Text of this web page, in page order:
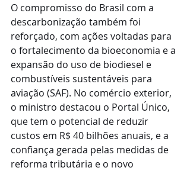
O compromisso do Brasil com a
descarbonização também foi
reforçado, com ações voltadas para
o fortalecimento da bioeconomia e a
expansão do uso de biodiesel e
combustíveis sustentáveis para
aviação (SAF). No comércio exterior,
o ministro destacou o Portal Único,
que tem o potencial de reduzir
custos em R$ 40 bilhões anuais, e a
confiança gerada pelas medidas de
reforma tributária e o novo